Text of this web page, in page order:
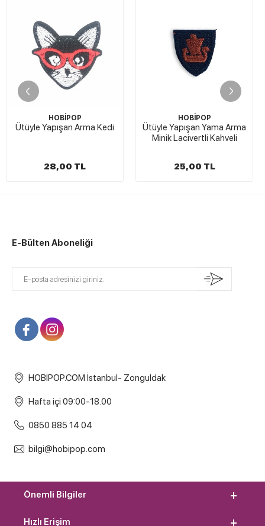
Arma Kedi
Ütüyle Yapışan Yama Arma
Minik Lacivertli Kahveli
Ütüyle
E-Bülten Aboneliği
HOBİPOP.COM İstanbul- Zonguldak
Hafta içi 09:00-18.00
0850 885 14 04
bilgi@hobipop.com
Önemli Bilgiler
Hızlı Erişim